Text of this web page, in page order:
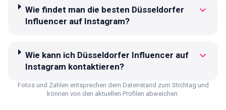
Wie findet man die besten Düsseldorfer
Influencer auf Instagram?
Wie kann ich Düsseldorfer Influencer auf
Instagram kontaktieren?
Fotos und Zahlen entsprechen dem Datenstand zum Stichtag und
können von den aktuellen Profilen abweichen.